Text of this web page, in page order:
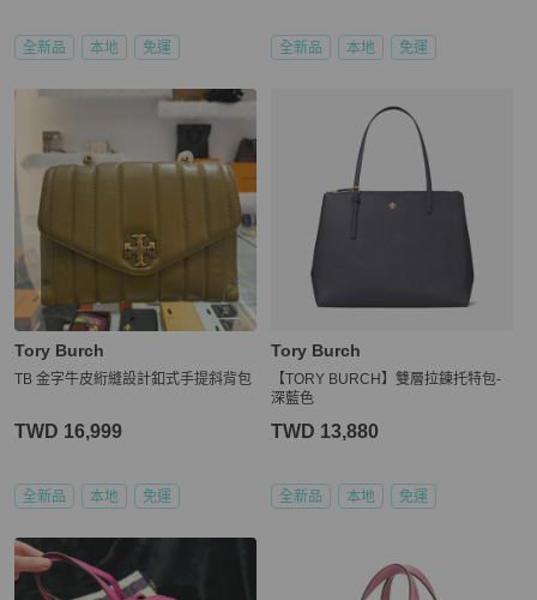
全新品 本地 免運 全新品 本地 免運
Tory Burch
TB 金字牛皮絎縫設計釦式手提斜背包
TWD 16,999
全新品 本地 免運
Tory Burch
【TORY BURCH】雙層拉鍊托特包-
深藍色
TWD 13,880
全新品 本地 免運